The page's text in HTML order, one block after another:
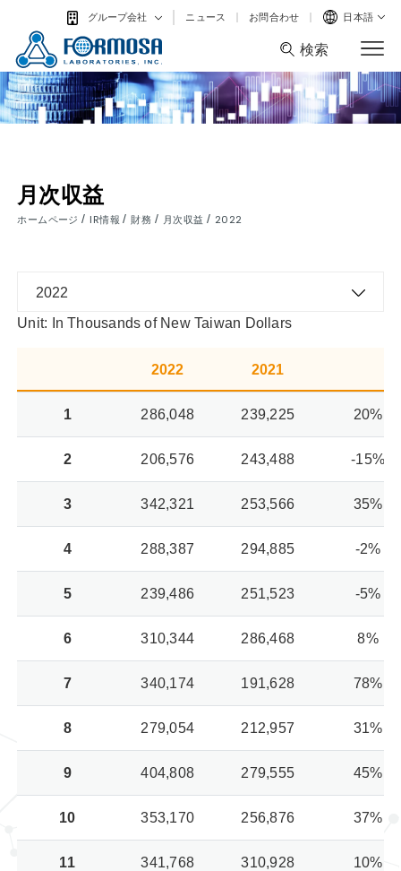
グループ会社 ニュース お問合わせ 日本語
検索
検索
月次収益
ホームページ/ IR情報/ 財務 / 月次収益 / 2022
2022
Unit: In Thousands of New Taiwan Dollars
2022 2021
1 286,048 239,225 20%
2 206,576 243,488 -15%
3 342,321 253,566 35%
4 288,387 294,885 -2%
5 239,486 251,523 -5%
6 310,344 286,468 8%
7 340,174 191,628 78%
8 279,054 212,957 31%
9 404,808 279,555 45%
10 353,170 256,876 37%
11 341,768 310,928 10%